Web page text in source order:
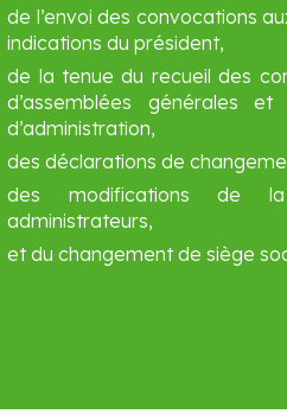
de l’envoi des convocations
indications du président,
de la tenue du recueil des
d’assemblées générales et
d’administration,
des déclarations de
des modifications de
administrateurs,
et du changement de siège